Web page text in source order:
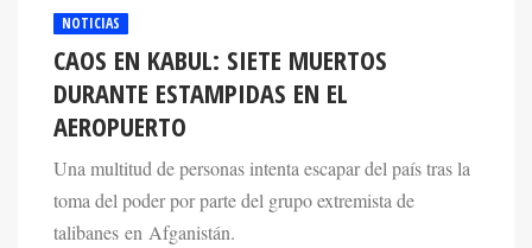
NOTICIAS
CAOS EN KABUL: SIETE MUERTOS
DURANTE ESTAMPIDAS EN EL
AEROPUERTO
Una multitud de personas intenta escapar del país tras la
toma del poder por parte del grupo extremista de
talibanes en Afganistán.